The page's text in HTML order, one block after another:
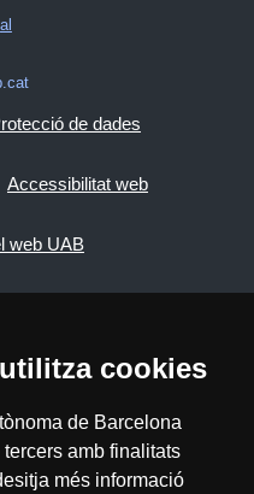
cookies
de Barcelona
amb finalitats
més informació
de dades
Accessibilitat web
web UAB
6388